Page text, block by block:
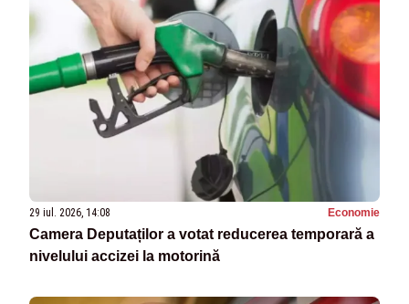
29 iul. 2026, 14:08 Economie
Camera Deputaților a votat reducerea temporară a
nivelului accizei la motorină